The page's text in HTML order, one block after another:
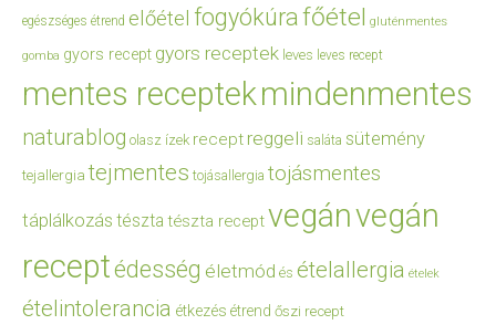
egészséges étrend előétel fogyókúrafőétel gluténmentes
gomba gyors recept gyors receptek leves leves recept
mentes receptekmindenmentes
naturablog olasz ízek recept reggeli saláta sütemény
tejallergia tejmentes tojásallergia tojásmentes
táplálkozás tészta tészta receptvegánvegán
receptédesség életmód és ételallergia ételek
ételintolerancia étkezés étrend őszi recept